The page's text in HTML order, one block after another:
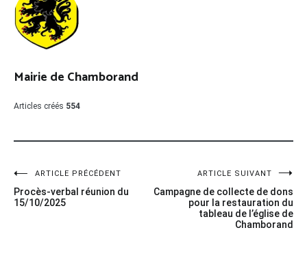
Mairie de Chamborand
Articles créés 554
Navigation
de
ARTICLE PRÉCÉDENT
Procès-verbal réunion du
15/10/2025
ARTICLE SUIVANT
Campagne de collecte de dons
pour la restauration du
tableau de l’église de
Chamborand